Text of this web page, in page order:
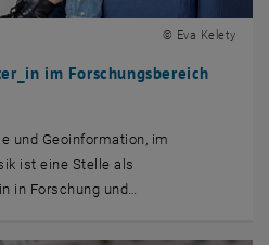
im Forschungsbereich
© Eva Kelety
und Geoinformation, im
ist eine Stelle als
in Forschung und…